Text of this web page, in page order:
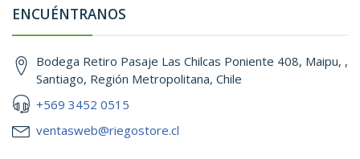
ENCUÉNTRANOS
Bodega Retiro Pasaje Las Chilcas Poniente 408, Maipu, ,
Santiago, Región Metropolitana, Chile
+569 3452 0515
ventasweb@riegostore.cl